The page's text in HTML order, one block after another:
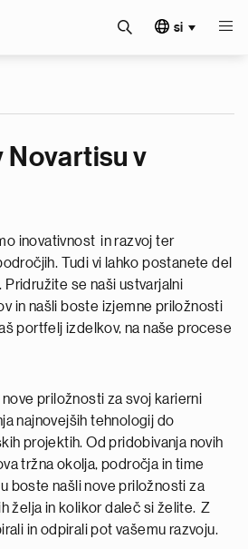
si
Novartisu v
inovativnost in razvoj ter
Tudi vi lahko postanete del
se naši ustvarjalni
in našli boste izjemne priložnosti
portfelj izdelkov, na naše procese
priložnosti za svoj karierni
najnovejših tehnologij do
projektih. Od pridobivanja novih
tržna okolja, področja in time
boste našli nove priložnosti za
želja in kolikor daleč si želite. Z
in odpirali pot vašemu razvoju.